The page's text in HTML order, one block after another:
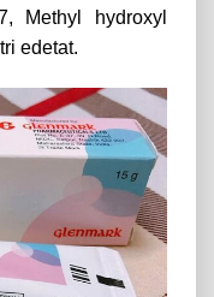
Methyl hydroxyl
edetat.